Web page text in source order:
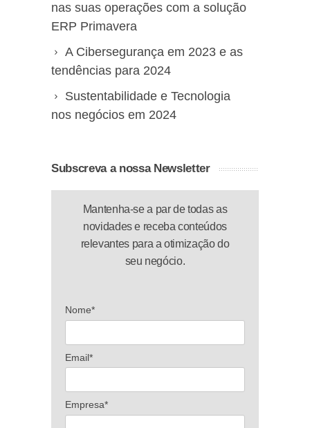
nas suas operações com a solução
ERP Primavera
A Cibersegurança em 2023 e as
tendências para 2024
Sustentabilidade e Tecnologia
nos negócios em 2024
Subscreva a nossa Newsletter
Mantenha-se a par de todas as
novidades e receba conteúdos
relevantes para a otimização do
seu negócio.
Nome*
Email*
Empresa*